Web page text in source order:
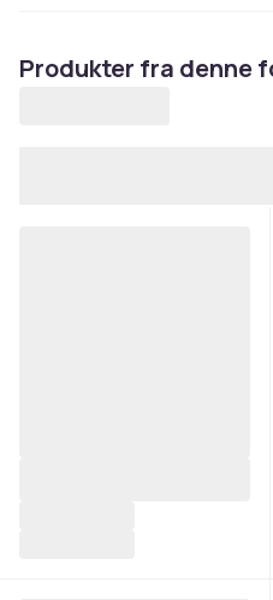
Produkter fra denne